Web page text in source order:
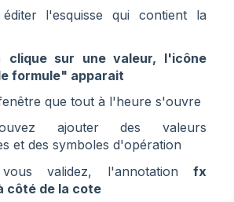
l'esquisse qui contient la
clique sur une valeur, l'icône
formule" apparait
que tout à l'heure s'ouvre
ajouter des valeurs
et des symboles d'opération
validez, l'annotation fx
côté de la cote